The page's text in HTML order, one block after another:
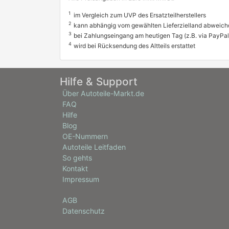
KAMOKA
KAWE
METZGER AUTOTEILE
MGA
MINTEX
NIPPARTS
OPTIMAL
Omnicraft
PAGID
PEX
1 im Vergleich zum UVP des Ersatzteilherstellers
2 kann abhängig vom gewählten Lieferzielland
3 bei Zahlungseingang am heutigen Tag (z.B. via
4 wird bei Rücksendung des Altteils erstattet
Hilfe & Support
Über Autoteile-Markt.de
FAQ
Hilfe
Blog
OE-Nummern
Autoteile Leitfaden
So gehts
Kontakt
Impressum
AGB
Datenschutz